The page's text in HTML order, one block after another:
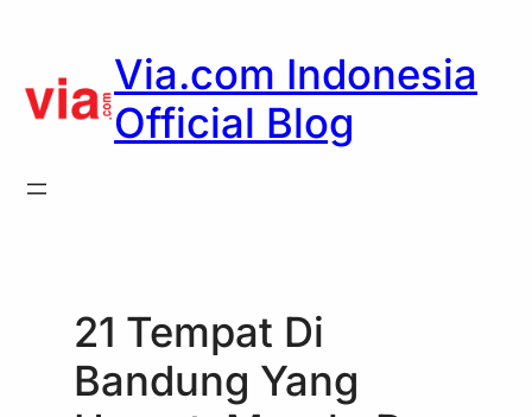
content
Via.com Indonesia
Official Blog
21 Tempat Di
Bandung Yang